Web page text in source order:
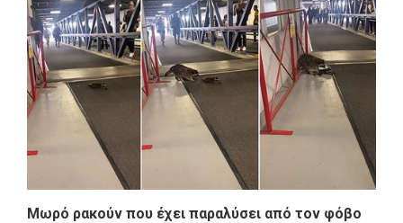
Μωρό ρακούν που έχει παραλύσει από τον φόβο